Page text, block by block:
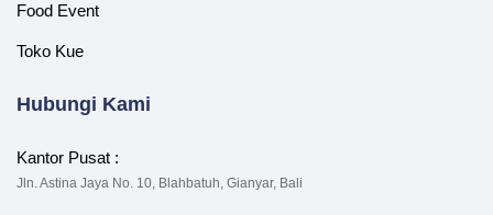
Food Event
Toko Kue
Hubungi Kami
Kantor Pusat :
Jln. Astina Jaya No. 10, Blahbatuh, Gianyar, Bali